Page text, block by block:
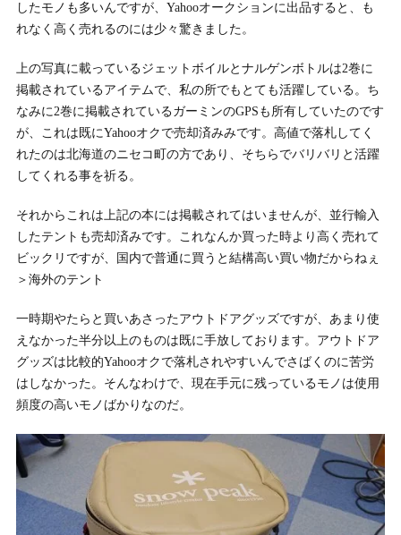
したモノも多いんですが、Yahooオークションに出品すると、も
れなく高く売れるのには少々驚きました。
上の写真に載っているジェットボイルとナルゲンボトルは2巻に
掲載されているアイテムで、私の所でもとても活躍している。ち
なみに2巻に掲載されているガーミンのGPSも所有していたのです
が、これは既にYahooオクで売却済みみです。高値で落札してく
れたのは北海道のニセコ町の方であり、そちらでバリバリと活躍
してくれる事を祈る。
それからこれは上記の本には掲載されてはいませんが、並行輸入
したテントも売却済みです。これなんか買った時より高く売れて
ビックリですが、国内で普通に買うと結構高い買い物だからねぇ
＞海外のテント
一時期やたらと買いあさったアウトドアグッズですが、あまり使
えなかった半分以上のものは既に手放しております。アウトドア
グッズは比較的Yahooオクで落札されやすいんでさばくのに苦労
はしなかった。そんなわけで、現在手元に残っているモノは使用
頻度の高いモノばかりなのだ。